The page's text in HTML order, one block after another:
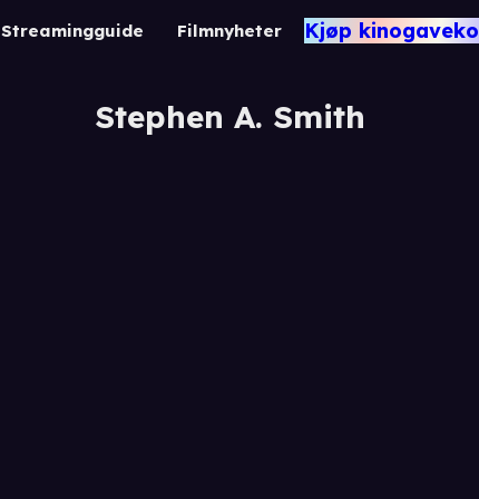
Streamingguide Filmnyheter Kjøp
Stephen A. Smith